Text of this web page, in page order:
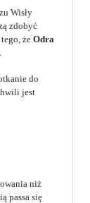
Wisły
zdobyć
że Odra
do
jest
niż
passa się